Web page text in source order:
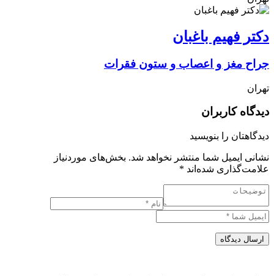
دکتر فهیم باغبان
جراح مغز و اعصاب و ستون فقرات
تهران
دیدگاه کاربران
دیدگاهتان را بنویسید
نشانی ایمیل شما منتشر نخواهد شد. بخش‌های موردنیاز
علامت‌گذاری شده‌اند *
ارسال دیدگاه